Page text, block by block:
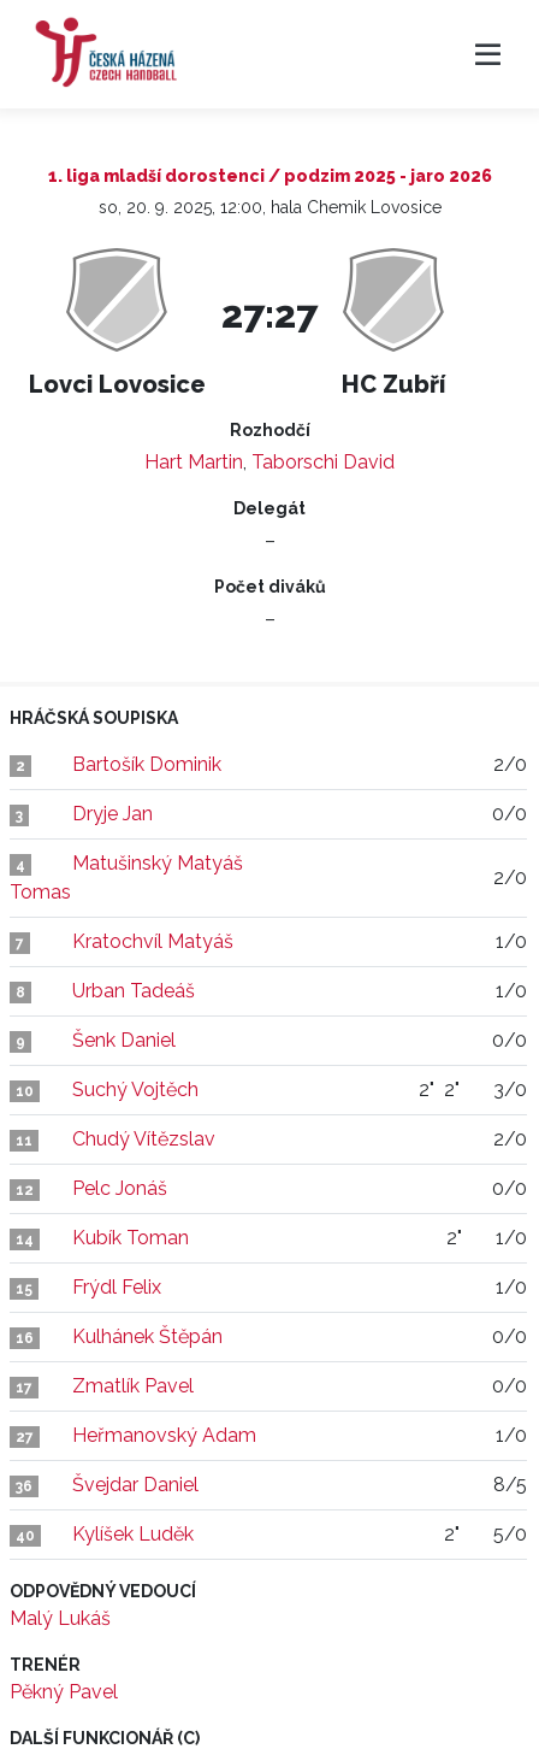
1. liga mladší dorostenci / podzim 2025 - jaro 2026
so, 20. 9. 2025, 12:00, hala Chemik Lovosice
Lovci Lovosice
27:27
HC Zubří
Rozhodčí
Hart Martin, Taborschi David
Delegát
–
Počet diváků
–
HRÁČSKÁ SOUPISKA
2 Bartošík Dominik 2/0
3 Dryje Jan 0/0
4
Matušinský Matyáš
Tomas
2/0
7 Kratochvíl Matyáš 1/0
8 Urban Tadeáš 1/0
9 Šenk Daniel 0/0
10 Suchý Vojtěch 2" 2" 3/0
11 Chudý Vítězslav 2/0
12 Pelc Jonáš 0/0
14 Kubík Toman 2" 1/0
15 Frýdl Felix 1/0
16 Kulhánek Štěpán 0/0
17 Zmatlík Pavel 0/0
27 Heřmanovský Adam 1/0
36 Švejdar Daniel 8/5
40 Kylíšek Luděk 2" 5/0
ODPOVĚDNÝ VEDOUCÍ
Malý Lukáš
TRENÉR
Pěkný Pavel
DALŠÍ FUNKCIONÁŘ (C)